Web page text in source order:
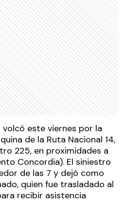
este viernes por la
de la Ruta Nacional 14,
225, en proximidades a
Concordia). El siniestro
de las 7 y dejó como
quien fue trasladado al
recibir asistencia